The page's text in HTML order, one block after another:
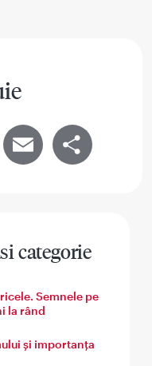
categorie
Semnele pe
la rând
și importanța